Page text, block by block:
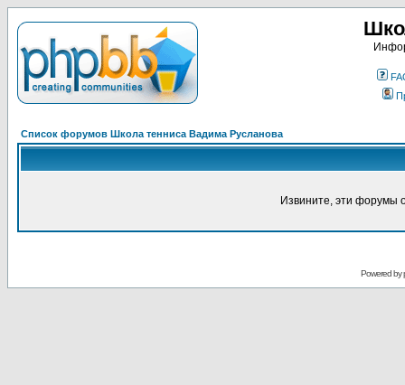
Список форумов Школа тенниса Вадима Русланова
Извините, эти форумы
Powered by